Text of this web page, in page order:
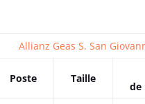
Allianz Geas S. San
Poste Taille
de